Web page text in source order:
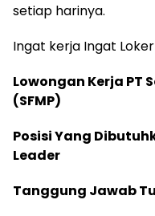
setiap harinya.
Ingat kerja Ingat
Lowongan Kerja PT
(SFMP)
Posisi Yang
Leader
Tanggung Jawab